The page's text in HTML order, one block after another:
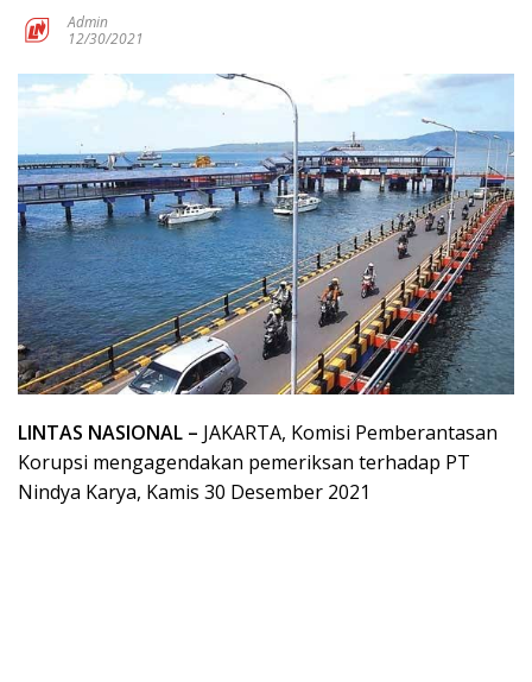
Admin
12/30/2021
LINTAS NASIONAL – JAKARTA, Komisi Pemberantasan
Korupsi mengagendakan pemeriksan terhadap PT
Nindya Karya, Kamis 30 Desember 2021